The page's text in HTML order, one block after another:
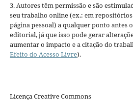
3. Autores têm permissão e são
seu trabalho online (ex.: em
página pessoal) a qualquer ponto antes
editorial, já que isso pode gerar
aumentar o impacto e a citação do
Efeito do Acesso Livre).
Licença Creative Commons